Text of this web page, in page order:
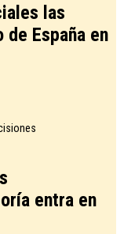
las
España en
entra en